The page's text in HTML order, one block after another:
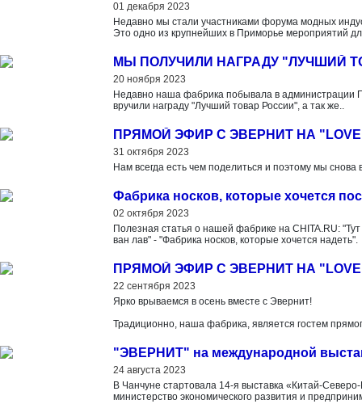
01 декабря 2023
Недавно мы стали участниками форума модных
Это одно из крупнейших в Приморье мероприятий
МЫ ПОЛУЧИЛИ НАГРАДУ "ЛУЧШИЙ
20 ноября 2023
Недавно наша фабрика побывала в администрации
вручили награду "Лучший товар России", а так же..
ПРЯМОЙ ЭФИР С ЭВЕРНИТ НА "LOVE
31 октября 2023
Нам всегда есть чем поделиться и поэтому мы
Фабрика носков, которые хочется
02 октября 2023
Полезная статья о нашей фабрике на CHITA.RU:
ван лав" - "Фабрика носков, которые хочется надеть".
ПРЯМОЙ ЭФИР С ЭВЕРНИТ НА "LOVE
22 сентября 2023
Ярко врываемся в осень вместе с Эвернит!
Традиционно, наша фабрика, является гостем
"ЭВЕРНИТ" на международной
24 августа 2023
В Чанчуне стартовала 14-я выставка «Китай-
министерство экономического развития и